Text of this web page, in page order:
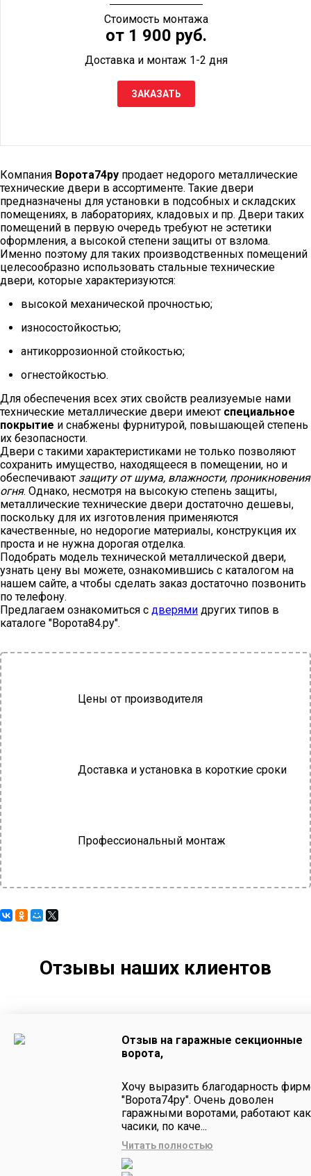
Стоимость монтажа
от 1 900 руб.
Доставка и монтаж 1-2 дня
ЗАКАЗАТЬ
Компания Ворота74ру продает недорого металлические
технические двери в ассортименте. Такие двери
предназначены для установки в подсобных и складских
помещениях, в лабораториях, кладовых и пр. Двери таких
помещений в первую очередь требуют не эстетики
оформления, а высокой степени защиты от взлома.
Именно поэтому для таких производственных помещений
целесообразно использовать стальные технические
двери, которые характеризуются:
высокой механической прочностью;
износостойкостью;
антикоррозионной стойкостью;
огнестойкостью.
Для обеспечения всех этих свойств реализуемые нами
технические металлические двери имеют специальное
покрытие и снабжены фурнитурой, повышающей степень
их безопасности.
Двери с такими характеристиками не только позволяют
сохранить имущество, находящееся в помещении, но и
обеспечивают защиту от шума, влажности, проникновения
огня. Однако, несмотря на высокую степень защиты,
металлические технические двери достаточно дешевы,
поскольку для их изготовления применяются
качественные, но недорогие материалы, конструкция их
проста и не нужна дорогая отделка.
Подобрать модель технической металлической двери,
узнать цену вы можете, ознакомившись с каталогом на
нашем сайте, а чтобы сделать заказ достаточно позвонить
по телефону.
Предлагаем ознакомиться с дверями других типов в
каталоге "Ворота84.ру".
Цены от производителя
Доставка и установка в короткие сроки
Профессиональный монтаж
Отзывы наших клиентов
Отзыв на гаражные секционные
ворота,
Хочу выразить благодарность
"Ворота74ру". Очень доволен
гаражными воротами, работают как
часики, по каче...
Читать полностью